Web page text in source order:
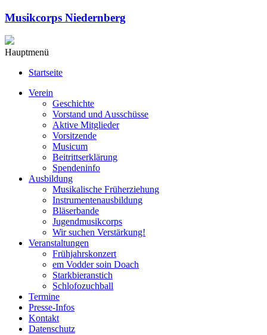
Musikcorps Niedernberg
Hauptmenü
Startseite
Verein
Geschichte
Vorstand und Ausschüsse
Aktive Mitglieder
Vorsitzende
Musicum
Beitrittserklärung
Spendeninfo
Ausbildung
Musikalische Früherziehung
Instrumentenausbildung
Bläserbande
Jugendmusikcorps
Wir suchen Verstärkung!
Veranstaltungen
Frühjahrskonzert
em Vodder soin Doach
Starkbieranstich
Schlofozuchball
Termine
Presse-Infos
Kontakt
Datenschutz